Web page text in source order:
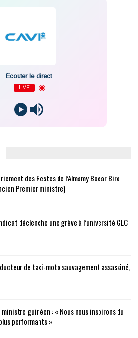
Écouter le direct
LIVE
des Restes de l’Almamy Bocar Biro
Premier ministre)
déclenche une grève à l’université GLC
de taxi-moto sauvagement assassiné,
ministre guinéen : « Nous nous inspirons du
performants »